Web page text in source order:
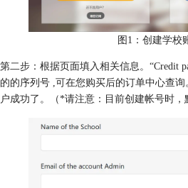
图1：创建学校
第二步：根据页面填入相关信息。“Credit
的的序列号 ,可在您购买后的订单中心查
户成功了。（*请注意：目前创建帐号时，